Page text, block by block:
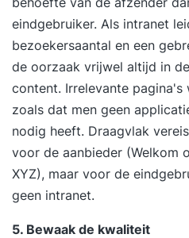
eindgebruiker. Als intranet
bezoekersaantal en een
de oorzaak vrijwel altijd in
content. Irrelevante pagina's
zoals dat men geen
nodig heeft. Draagvlak
voor de aanbieder (Welkom
XYZ), maar voor de
geen intranet.
5. Bewaak de kwaliteit